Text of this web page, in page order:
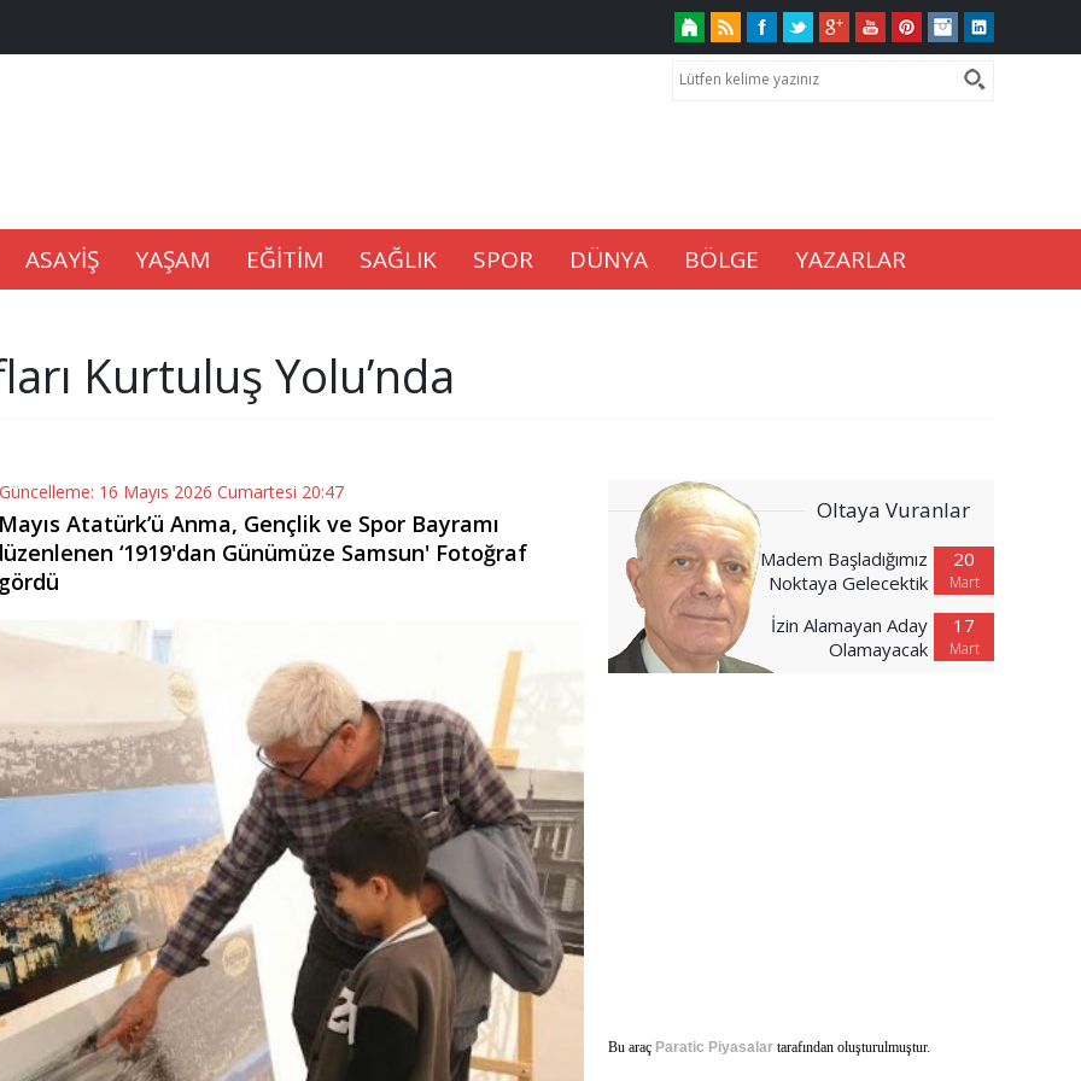
Kaldıramaz
Geliyor
ASAYİŞ YAŞAM EĞİTİM SAĞLIK SPOR DÜNYA BÖLGE YAZARLAR
Kurtuluş Yolu’nda
16 Mayıs 2026 Cumartesi 20:47
Atatürk’ü Anma, Gençlik ve Spor Bayramı
‘1919'dan Günümüze Samsun' Fotoğraf
Oltaya Vuranlar
20
Mart
Madem Başladığımız
Noktaya Gelecektik
17
Mart
İzin Alamayan Aday
Olamayacak
Bu araç Paratic Piyasalar tarafından oluşturulmuştur.